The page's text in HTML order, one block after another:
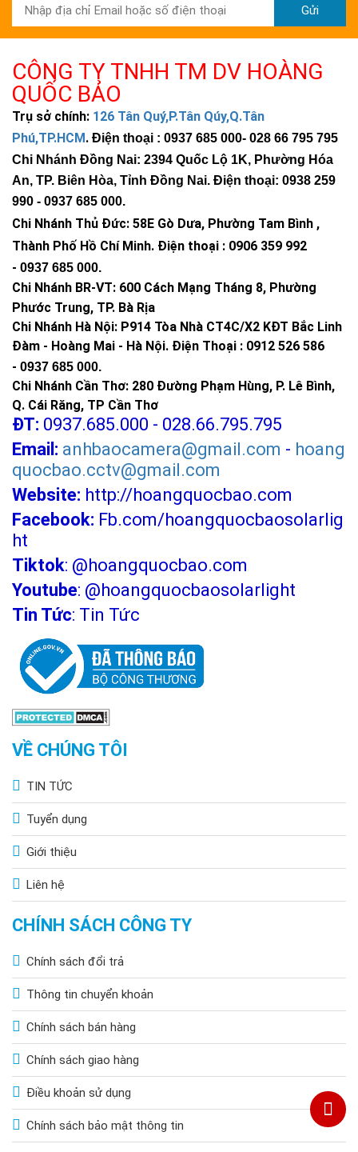
Gửi
CÔNG TY TNHH TM DV HOÀNG
QUỐC BẢO
Trụ sở chính: 126 Tân Quý,P.Tân Qúy,Q.Tân
Phú,TP.HCM . Điện thoại : 0937 685 000- 028 66 795 795
Chi Nhánh Đồng Nai: 2394 Quốc Lộ 1K, Phường Hóa
An, TP. Biên Hòa, Tỉnh Đồng Nai. Điện thoại: 0938 259
990 - 0937 685 000.
Chi Nhánh Thủ Đức: 58E Gò Dưa, Phường Tam Bình ,
Thành Phố Hồ Chí Minh. Điện thoại : 0906 359 992
- 0937 685 000.
Chi Nhánh BR-VT: 600 Cách Mạng Tháng 8, Phường
Phước Trung, TP. Bà Rịa
Chi Nhánh Hà Nội: P914 Tòa Nhà CT4C/X2 KĐT Bắc Linh
Đàm - Hoàng Mai - Hà Nội. Điện Thoại : 0912 526 586
- 0937 685 000.
Chi Nhánh Cần Thơ: 280 Đường Phạm Hùng, P. Lê Bình,
Q. Cái Răng, TP Cần Thơ
ĐT: 0937.685.000 - 028.66.795.795
Email: anhbaocamera@gmail.com - hoang
quocbao.cctv@gmail.com
Website: http://hoangquocbao.com
Facebook: Fb.com/hoangquocbaosolarlig
ht
Tiktok: @hoangquocbao.com
Youtube: @hoangquocbaosolarlight
Tin Tức: Tin Tức
VỀ CHÚNG TÔI
TIN TỨC
Tuyển dụng
Giới thiệu
Liên hệ
CHÍNH SÁCH CÔNG TY
Chính sách đổi trả
Thông tin chuyển khoản
Chính sách bán hàng
Chính sách giao hàng
Điều khoản sử dụng
Chính sách bảo mật thông tin